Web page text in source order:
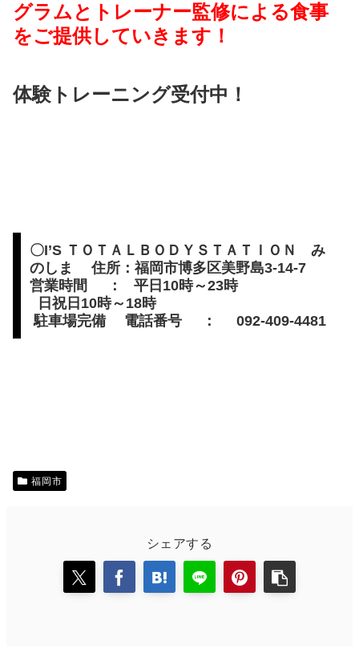
グラムとトレーナー監修による食事
をご提供していきます！
体験トレーニング受付中！
〇I’S ＴＯＴＡＬＢＯＤＹＳＴＡＴＩＯＮ み
のしま 住所：福岡市博多区美野島3-14-7
営業時間 ： 平日10時～23時
日祝日10時～18時
駐車場完備 電話番号 ： 092-409-4481
福岡市
シェアする